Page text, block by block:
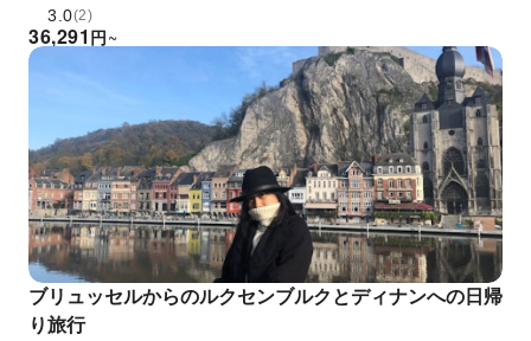
3.0(2)
円
36,291 ~
ブリュッセルからのルクセンブルクとディナンへの日帰
り旅行